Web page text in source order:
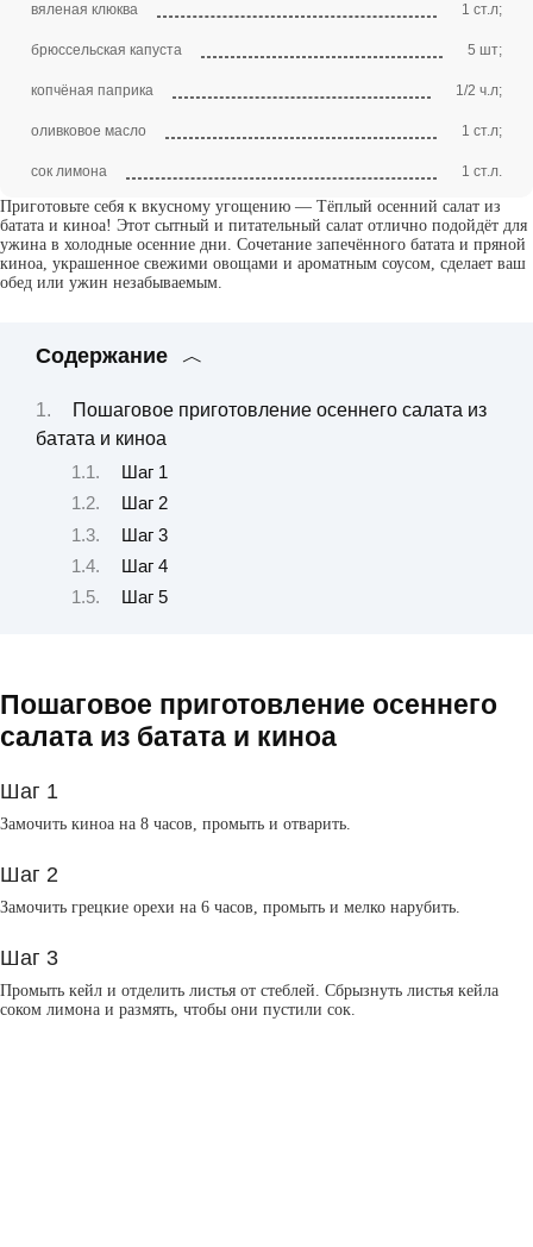
вяленая клюква 1 ст.л;
брюссельская капуста 5 шт;
копчёная паприка 1/2 ч.л;
оливковое масло 1 ст.л;
сок лимона 1 ст.л.
Приготовьте себя к вкусному угощению — Тёплый осенний салат из
батата и киноа! Этот сытный и питательный салат отлично подойдёт для
ужина в холодные осенние дни. Сочетание запечённого батата и пряной
киноа, украшенное свежими овощами и ароматным соусом, сделает ваш
обед или ужин незабываемым.
Содержание
Пошаговое приготовление осеннего салата из
батата и киноа
Шаг 1
Шаг 2
Шаг 3
Шаг 4
Шаг 5
Пошаговое приготовление осеннего
салата из батата и киноа
Шаг 1
Замочить киноа на 8 часов, промыть и отварить.
Шаг 2
Замочить грецкие орехи на 6 часов, промыть и мелко нарубить.
Шаг 3
Промыть кейл и отделить листья от стеблей. Сбрызнуть листья кейла
соком лимона и размять, чтобы они пустили сок.